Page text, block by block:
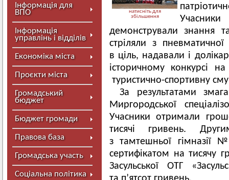
Інформація для
ВПО
Інформація
управлінь і відділів
Економіка міста
Проєкти міста
Громадський
бюджет
Бюджет громади
Правова база
Громадська участь
Соціальна політика
натисніть для
збільшення
демонстрували знання
стріляли з
в ціль, надавали і
історичному конкурсі
туристично-спортивну
За результатами
Миргородської
Учасники отримали
тисячі гривень.
з тамтешньої гімназії
сертифікатом на тисячу
Засульської ОТГ